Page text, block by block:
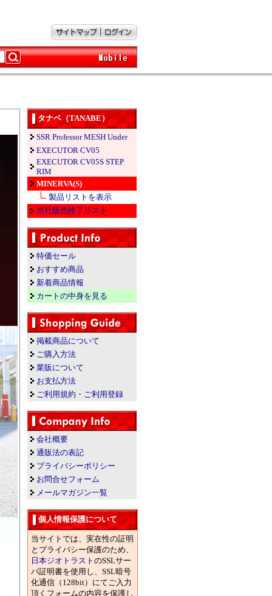
タナベ（TANABE）
SSR Professor MESH Under
EXECUTOR CV05
EXECUTOR CV05S STEP
RIM
MINERVA(S)
製品リストを表示
当社販売終了リスト
特価セール
おすすめ商品
新着商品情報
カートの中身を見る
掲載商品について
ご購入方法
業販について
お支払方法
ご利用規約・ご利用登録
会社概要
通販法の表記
プライバシーポリシー
お問合せフォーム
メールマガジン一覧
個人情報保護について
当サイトでは、実在性の証明
とプライバシー保護のため、
日本ジオトラスト のSSLサー
バ証明書を使用し、SSL暗号
化通信（128bit）にてご入力
頂くフォームの内容を保護し